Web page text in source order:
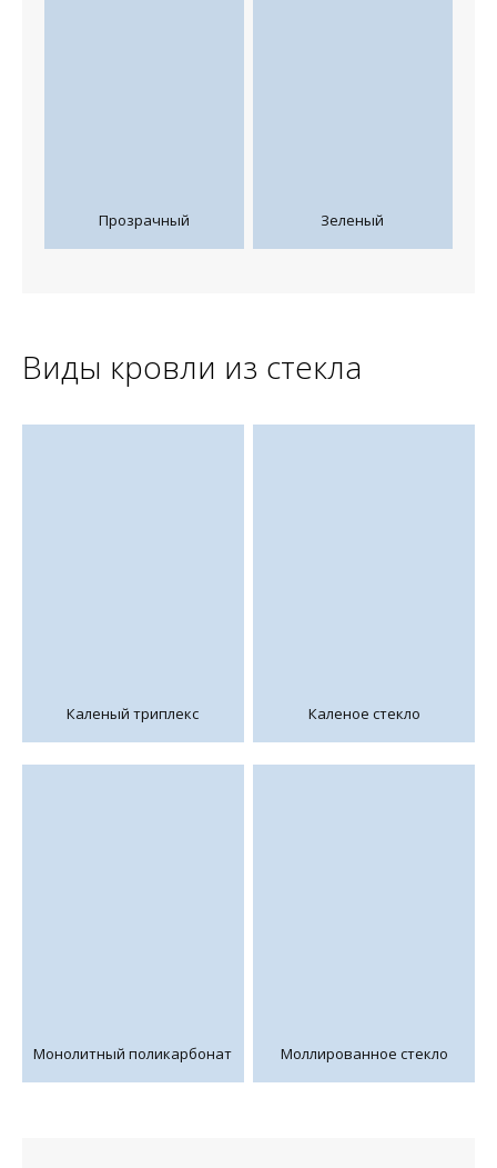
Прозрачный Зеленый
Виды кровли из стекла
Каленый триплекс Каленое стекло
Монолитный поликарбонат Моллированное стекло